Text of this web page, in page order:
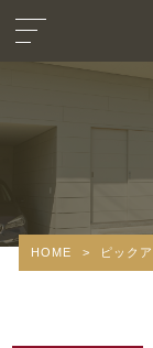
HOME > ピック